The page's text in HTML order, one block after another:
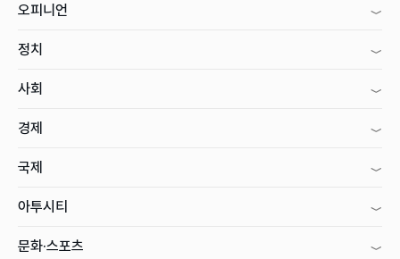
오피니언
정치
사회
경제
국제
아투시티
문화·스포츠